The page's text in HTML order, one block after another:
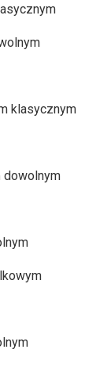
klasycznym
dowolnym